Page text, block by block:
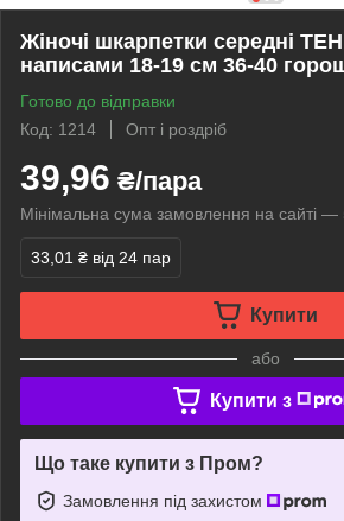
Жіночі шкарпетки середні
написами 18-19 см 36-40
Готово до відправки
Код: 1214
Опт і роздріб
39,96 ₴/пара
Мінімальна сума замовлення на сайті —
33,01 ₴ від 24 пар
Купити
або
Купити з
Що таке купити з Пром?
Замовлення під захистом